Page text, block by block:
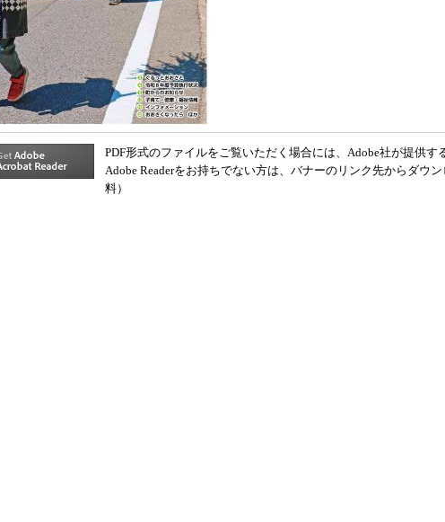
PDF形式のファイルをご覧いただく場合には、Adobe社が提供す
Adobe Readerをお持ちでない方は、バナーのリンク先からダウ
料）